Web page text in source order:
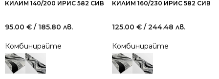
КИЛИМ 140/200 ИРИС 582 СИВ
95.00 € / 185.80 лв.
Комбинирайте
КИЛИМ 160/230 ИРИС 582 СИВ
125.00 € / 244.48 лв.
Комбинирайте